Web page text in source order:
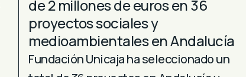
de 2 millones de euros en 36
proyectos sociales y
medioambientales en Andalucía
Fundación Unicaja ha seleccionado un